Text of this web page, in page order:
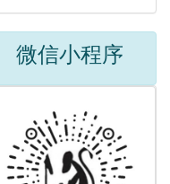
微信小程序